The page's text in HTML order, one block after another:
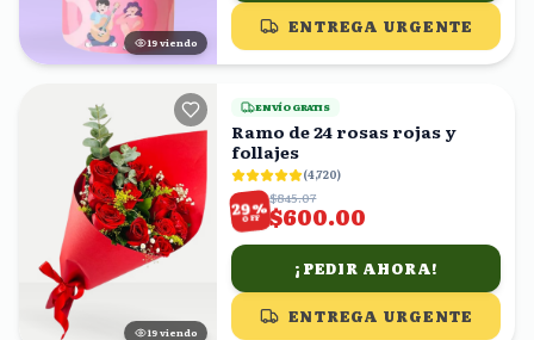
19 viendo
ENTREGA URGENTE
19 viendo
ENVÍO GRATIS
Ramo de 24 rosas rojas y
follajes
(4,720)
29%
OFF
$845.07
$600.00
¡PEDIR AHORA!
ENTREGA URGENTE